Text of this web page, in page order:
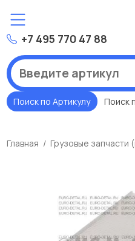
+7 495 770 47 88
Поиск по Артикулу Поиск
Главная Грузовые запчасти